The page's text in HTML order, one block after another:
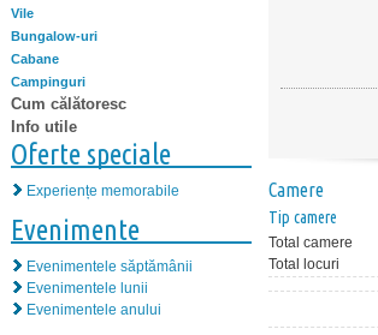
Vile
Bungalow-uri
Cabane
Campinguri
Cum călătoresc
Info utile
Oferte speciale
Experiențe memorabile
Evenimente
Evenimentele săptămânii
Evenimentele lunii
Evenimentele anului
Camere
Tip camere
Total camere
Total locuri